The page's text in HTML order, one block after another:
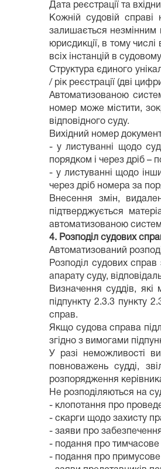
Дата реєстрації та
Кожній судовій
залишається незмінним
юрисдикції, в тому
всіх інстанцій в
Структура єдиного
/ рік реєстрації (дві
Автоматизованою
номер може містити,
відповідного суду.
Вихідний номер
- у листуванні щодо
порядком і через дріб –
- у листуванні щодо
через дріб номера за
Внесення змін,
підтверджується
автоматизованою
4. Розподіл судових
Автоматизований
Розподіл судових справ
апарату суду,
Визначення суддів,
підпункту 2.3.3 пункту
справ.
Якщо судова справа
згідно з вимогами
У разі неможливості
повноважень судді,
розпорядження
Не розподіляються на
- клопотання про
- скарги щодо захисту
- заяви про
- подання про тимчасове
- подання про